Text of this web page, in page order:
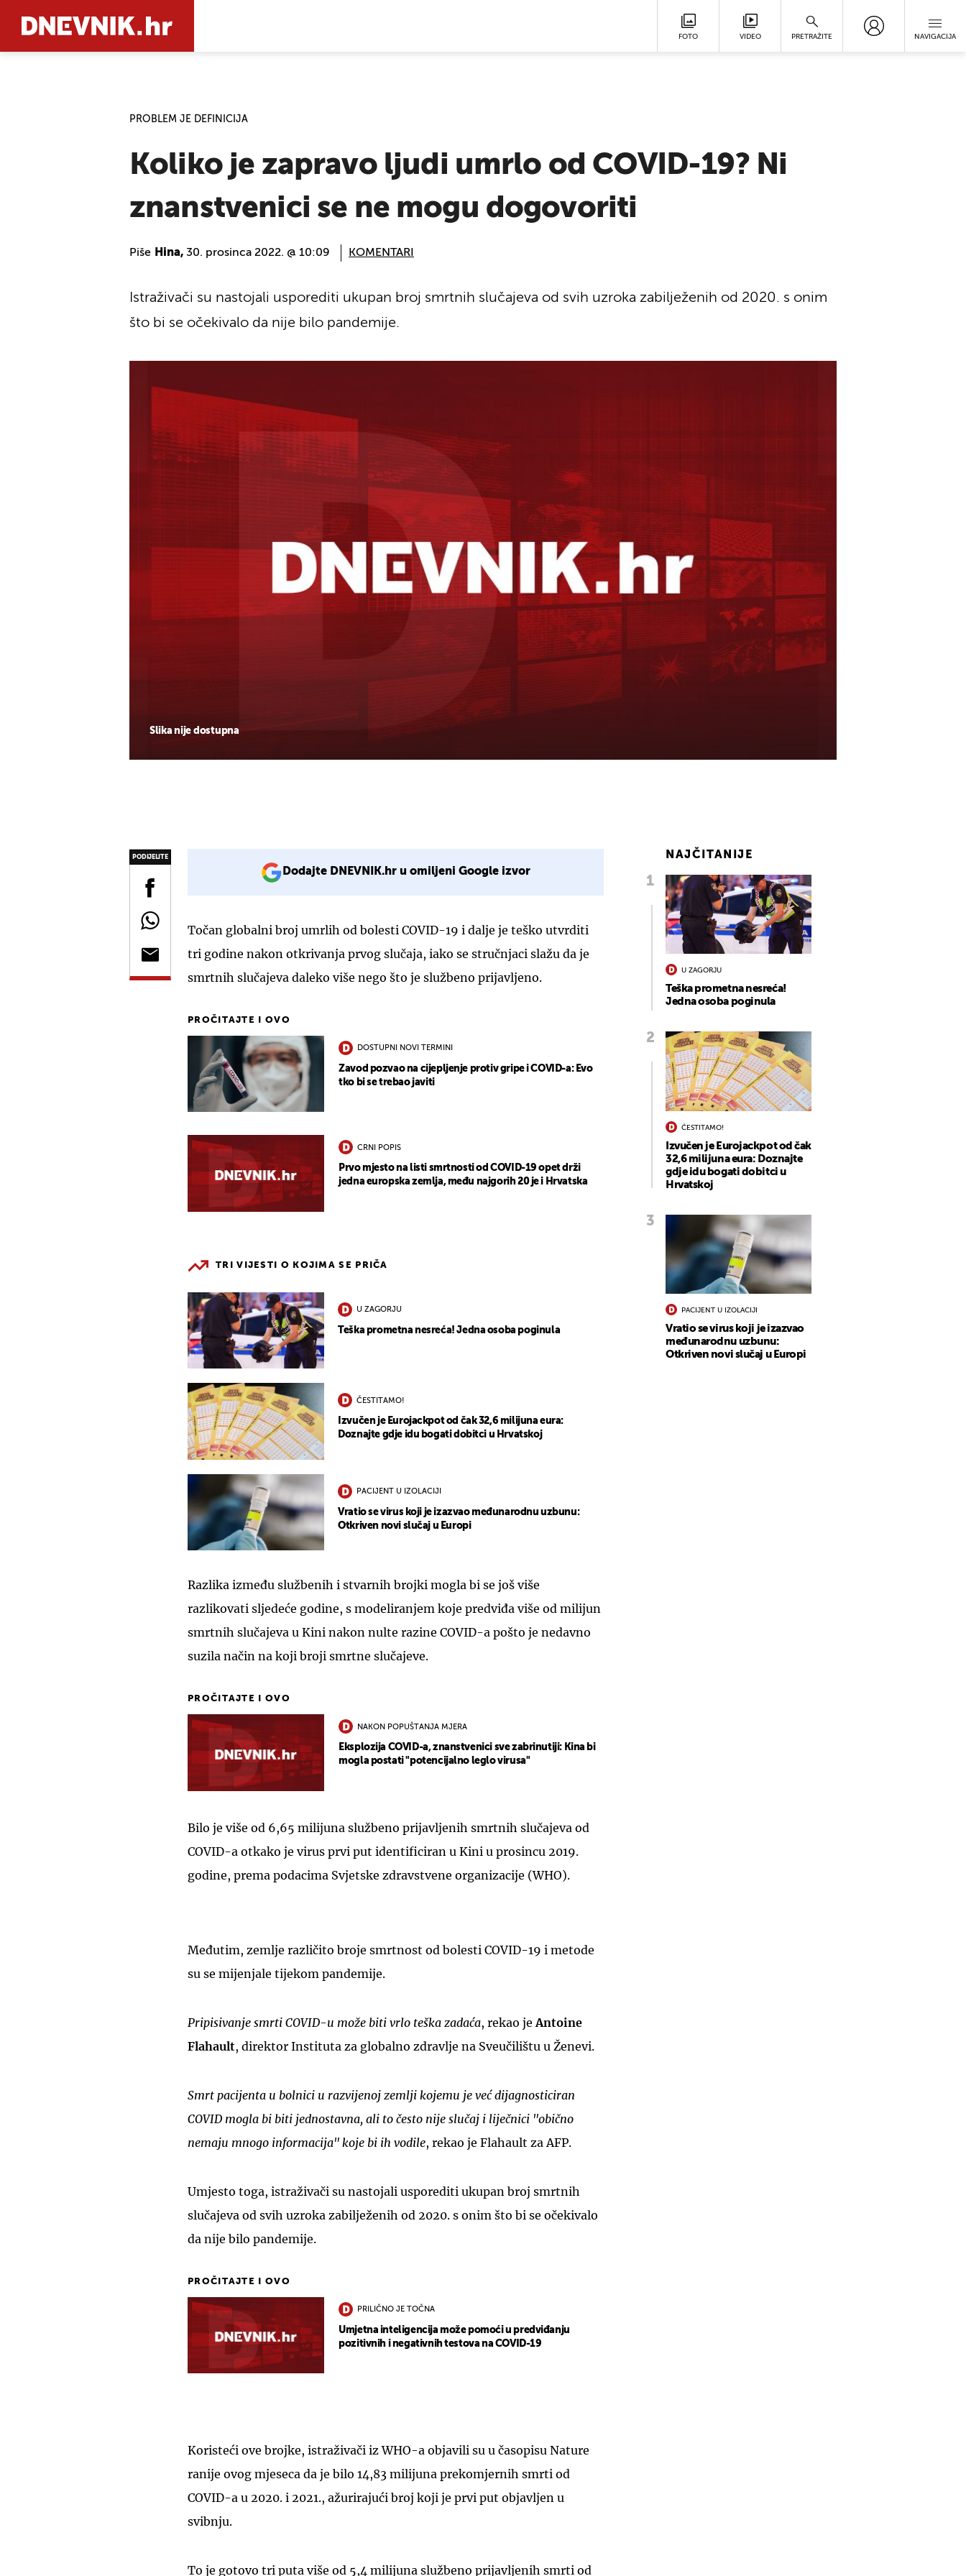
FOTO VIDEO PRETRAŽITE NAVIGACIJA
PROBLEM JE DEFINICIJA
Koliko je zapravo ljudi umrlo od COVID-19? Ni
znanstvenici se ne mogu dogovoriti
Piše Hina, 30. prosinca 2022. @ 10:09 KOMENTARI
Slika nije dostupna
Istraživači su nastojali usporediti ukupan broj smrtnih slučajeva od svih uzroka zabilježenih od 2020. s onim
što bi se očekivalo da nije bilo pandemije.
PODIJELITE
Dodajte DNEVNIK.hr u omiljeni Google izvor
Točan globalni broj umrlih od bolesti COVID-19 i dalje je teško utvrditi
tri godine nakon otkrivanja prvog slučaja, iako se stručnjaci slažu da je
smrtnih slučajeva daleko više nego što je službeno prijavljeno.
PROČITAJTE I OVO
DOSTUPNI NOVI TERMINI
Zavod pozvao na cijepljenje protiv gripe i COVID-a: Evo
tko bi se trebao javiti
CRNI POPIS
Prvo mjesto na listi smrtnosti od COVID-19 opet drži
jedna europska zemlja, među najgorih 20 je i Hrvatska
TRI VIJESTI O KOJIMA SE PRIČA
U ZAGORJU
Teška prometna nesreća! Jedna osoba poginula
ČESTITAMO!
Izvučen je Eurojackpot od čak 32,6 milijuna eura:
Doznajte gdje idu bogati dobitci u Hrvatskoj
PACIJENT U IZOLACIJI
Vratio se virus koji je izazvao međunarodnu uzbunu:
Otkriven novi slučaj u Europi
Razlika između službenih i stvarnih brojki mogla bi se još više
razlikovati sljedeće godine, s modeliranjem koje predviđa više od milijun
smrtnih slučajeva u Kini nakon nulte razine COVID-a pošto je nedavno
suzila način na koji broji smrtne slučajeve.
PROČITAJTE I OVO
NAKON POPUŠTANJA MJERA
Eksplozija COVID-a, znanstvenici sve zabrinutiji: Kina bi
mogla postati "potencijalno leglo virusa"
Bilo je više od 6,65 milijuna službeno prijavljenih smrtnih slučajeva od
COVID-a otkako je virus prvi put identificiran u Kini u prosincu 2019.
godine, prema podacima Svjetske zdravstvene organizacije (WHO).
Međutim, zemlje različito broje smrtnost od bolesti COVID-19 i metode
su se mijenjale tijekom pandemije.
Pripisivanje smrti COVID-u može biti vrlo teška zadaća, rekao je Antoine
Flahault, direktor Instituta za globalno zdravlje na Sveučilištu u Ženevi.
Smrt pacijenta u bolnici u razvijenoj zemlji kojemu je već dijagnosticiran
COVID mogla bi biti jednostavna, ali to često nije slučaj i liječnici "obično
nemaju mnogo informacija" koje bi ih vodile, rekao je Flahault za AFP.
Umjesto toga, istraživači su nastojali usporediti ukupan broj smrtnih
slučajeva od svih uzroka zabilježenih od 2020. s onim što bi se očekivalo
da nije bilo pandemije.
PROČITAJTE I OVO
PRILIČNO JE TOČNA
Umjetna inteligencija može pomoći u predviđanju
pozitivnih i negativnih testova na COVID-19
Koristeći ove brojke, istraživači iz WHO-a objavili su u časopisu Nature
ranije ovog mjeseca da je bilo 14,83 milijuna prekomjernih smrti od
COVID-a u 2020. i 2021., ažurirajući broj koji je prvi put objavljen u
svibnju.
To je gotovo tri puta više od 5,4 milijuna službeno prijavljenih smrti od
NAJČITANIJE
U ZAGORJU
Teška prometna nesreća!
Jedna osoba poginula
ČESTITAMO!
Izvučen je Eurojackpot od čak
32,6 milijuna eura: Doznajte
gdje idu bogati dobitci u
Hrvatskoj
PACIJENT U IZOLACIJI
Vratio se virus koji je izazvao
međunarodnu uzbunu:
Otkriven novi slučaj u Europi
UKLJUČITE NOTIFIKACIJE